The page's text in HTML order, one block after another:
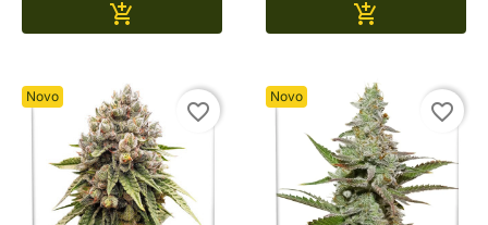
 
Novo
favorite_border
Novo
favorite_border